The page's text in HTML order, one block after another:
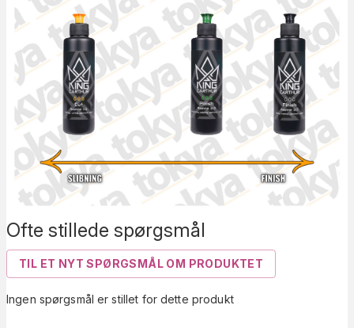
Ofte stillede spørgsmål
TIL ET NYT SPØRGSMÅL OM PRODUKTET
Ingen spørgsmål er stillet for dette produkt